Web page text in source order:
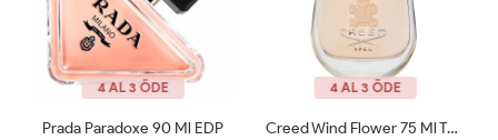
4 AL 3 ÖDE
Creed Wind Flower 75 Ml Tester
4 AL 3 ÖDE
Jean Poul La Belle Le Parfum Edp 100 ML Woman Tester